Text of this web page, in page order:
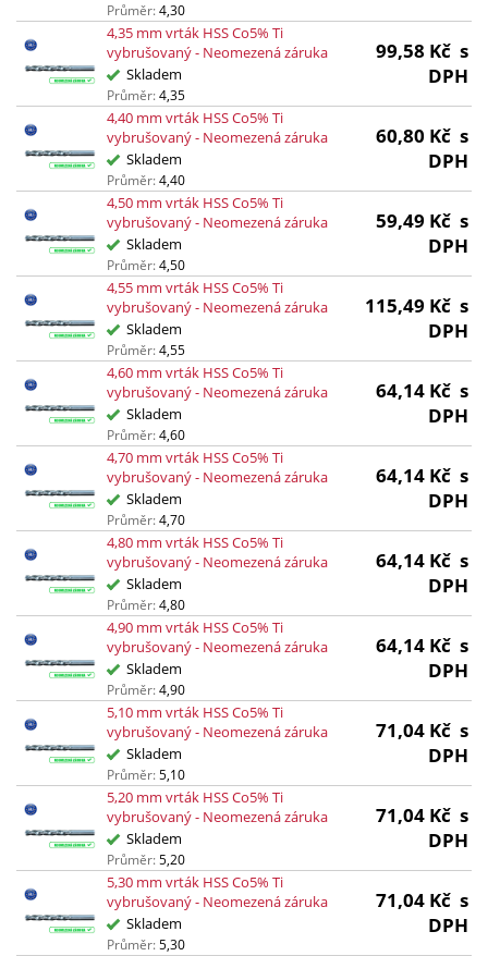
Průměr:4,30
4,35 mm vrták HSS Co5% Ti
vybrušovaný - Neomezená záruka
Skladem
Průměr:4,35
99,58 Kč s
DPH
4,40 mm vrták HSS Co5% Ti
vybrušovaný - Neomezená záruka
Skladem
Průměr:4,40
60,80 Kč s
DPH
4,50 mm vrták HSS Co5% Ti
vybrušovaný - Neomezená záruka
Skladem
Průměr:4,50
59,49 Kč s
DPH
4,55 mm vrták HSS Co5% Ti
vybrušovaný - Neomezená záruka
Skladem
Průměr:4,55
115,49 Kč s
DPH
4,60 mm vrták HSS Co5% Ti
vybrušovaný - Neomezená záruka
Skladem
Průměr:4,60
64,14 Kč s
DPH
4,70 mm vrták HSS Co5% Ti
vybrušovaný - Neomezená záruka
Skladem
Průměr:4,70
64,14 Kč s
DPH
4,80 mm vrták HSS Co5% Ti
vybrušovaný - Neomezená záruka
Skladem
Průměr:4,80
64,14 Kč s
DPH
4,90 mm vrták HSS Co5% Ti
vybrušovaný - Neomezená záruka
Skladem
Průměr:4,90
64,14 Kč s
DPH
5,10 mm vrták HSS Co5% Ti
vybrušovaný - Neomezená záruka
Skladem
Průměr:5,10
71,04 Kč s
DPH
5,20 mm vrták HSS Co5% Ti
vybrušovaný - Neomezená záruka
Skladem
Průměr:5,20
71,04 Kč s
DPH
5,30 mm vrták HSS Co5% Ti
vybrušovaný - Neomezená záruka
Skladem
Průměr:5,30
71,04 Kč s
DPH